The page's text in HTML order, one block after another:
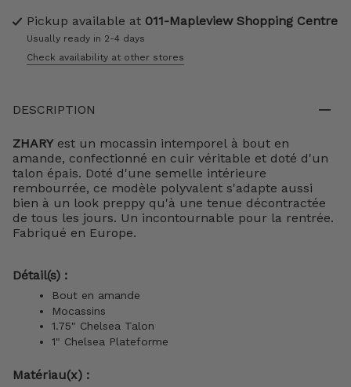
Pickup available at 011-Mapleview Shopping Centre
Usually ready in 2-4 days
Check availability at other stores
DESCRIPTION
ZHARY est un mocassin intemporel à bout en
amande, confectionné en cuir véritable et doté d'un
talon épais. Doté d'une semelle intérieure
rembourrée, ce modèle polyvalent s'adapte aussi
bien à un look preppy qu'à une tenue décontractée
de tous les jours. Un incontournable pour la rentrée.
Fabriqué en Europe.
Détail(s) :
Bout en amande
Mocassins
1.75" Chelsea Talon
1" Chelsea Plateforme
Matériau(x) :